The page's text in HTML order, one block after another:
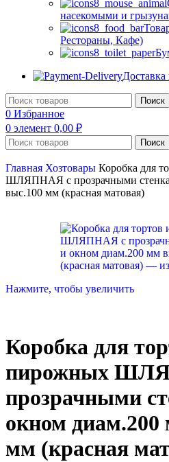
насекомыми и
Рестораны, Кафе)
Доставка
Поиск
0 Избранное
0 элемент 0,00 ₽
Поиск
Главная Хозтовары Коробка для
ШЛЯПНАЯ с прозрачными
выс.100 мм (красная матовая)
Нажмите, чтобы увеличить
Коробка для
пирожных
прозрачными
окном
мм (красная